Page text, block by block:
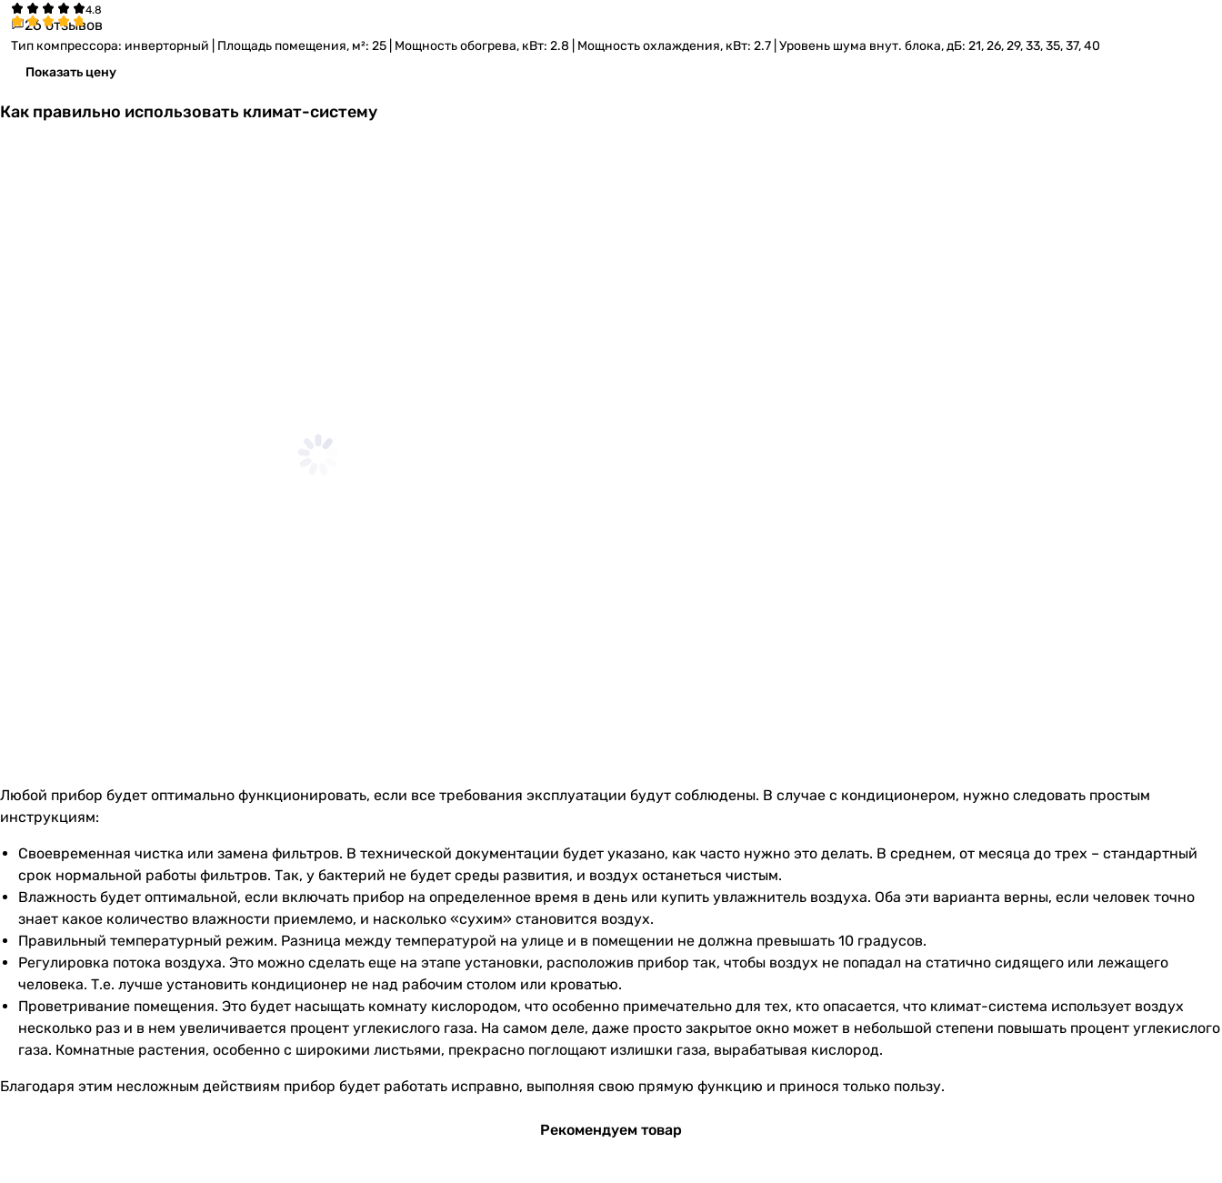
26 отзывов
Тип компрессора: инверторный | Площадь помещения, м²: 25 | Мощность обогрева, кВт: 2.8 | Мощность охлаждения, кВт: 2.7 | Уровень шума внут. блока, дБ: 21, 26, 29, 33, 35, 37, 40
Показать цену
Как правильно использовать климат-систему
Любой прибор будет оптимально функционировать, если все требования эксплуатации будут соблюдены. В случае с кондиционером, нужно следовать простым
инструкциям:
Своевременная чистка или замена фильтров. В технической документации будет указано, как часто нужно это делать. В среднем, от месяца до трех – стандартный
срок нормальной работы фильтров. Так, у бактерий не будет среды развития, и воздух останеться чистым.
Влажность будет оптимальной, если включать прибор на определенное время в день или купить увлажнитель воздуха. Оба эти варианта верны, если человек точно
знает какое количество влажности приемлемо, и насколько «сухим» становится воздух.
Правильный температурный режим. Разница между температурой на улице и в помещении не должна превышать 10 градусов.
Регулировка потока воздуха. Это можно сделать еще на этапе установки, расположив прибор так, чтобы воздух не попадал на статично сидящего или лежащего
человека. Т.е. лучше установить кондиционер не над рабочим столом или кроватью.
Проветривание помещения. Это будет насыщать комнату кислородом, что особенно примечательно для тех, кто опасается, что климат-система использует воздух
несколько раз и в нем увеличивается процент углекислого газа. На самом деле, даже просто закрытое окно может в небольшой степени повышать процент углекислого
газа. Комнатные растения, особенно с широкими листьями, прекрасно поглощают излишки газа, вырабатывая кислород.
Благодаря этим несложным действиям прибор будет работать исправно, выполняя свою прямую функцию и принося только пользу.
Рекомендуем товар